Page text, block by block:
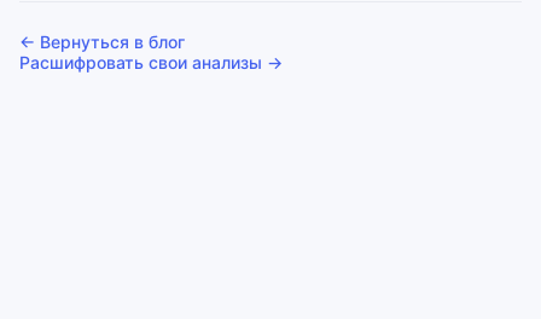
← Вернуться в блог
Расшифровать свои анализы →